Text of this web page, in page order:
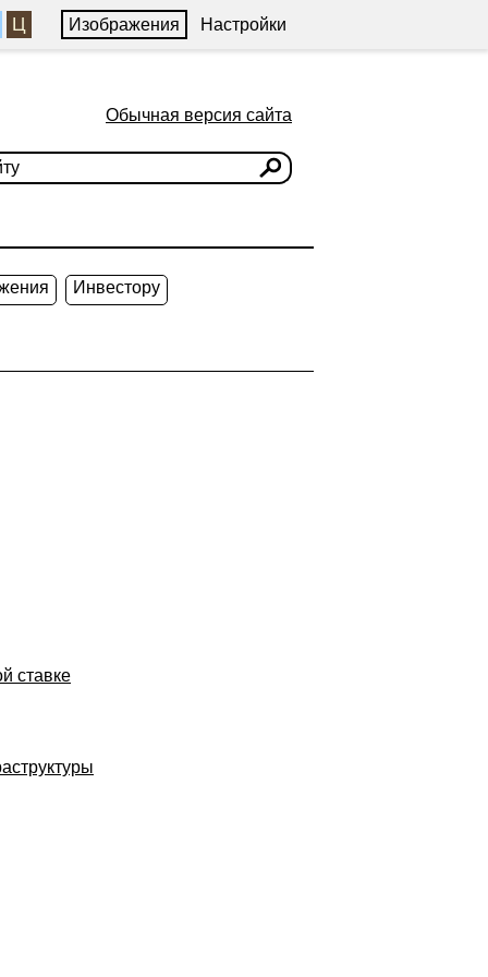
Ц Изображения Настройки
Обычная версия сайта
Инвестору
ставке